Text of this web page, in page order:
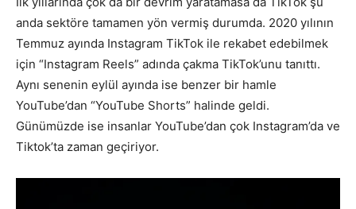
anda sektöre tamamen yön vermiş durumda. 2020 yılının
Temmuz ayında Instagram TikTok ile rekabet edebilmek
için “Instagram Reels” adında çakma TikTok’unu tanıttı.
Aynı senenin eylül ayında ise benzer bir hamle
YouTube’dan “YouTube Shorts” halinde geldi.
Günümüzde ise insanlar YouTube’dan çok Instagram’da ve
Tiktok’ta zaman geçiriyor.